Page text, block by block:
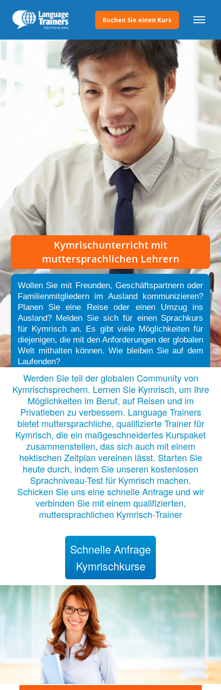
Buchen Sie einen Kurs
Kymrischunterricht mit
muttersprachlichen Lehrern
Wollen Sie mit Freunden, Geschäftspartnern oder
Familienmitgliedern im Ausland kommunizieren?
Planen Sie eine Reise oder einen Umzug ins
Ausland? Melden Sie sich für einen Sprachkurs
für Kymrisch an. Es gibt viele Möglichkeiten für
diejenigen, die mit den Anforderungen der globalen
Welt mithalten können. Wie bleiben Sie auf dem
Laufenden?
Werden Sie teil der globalen Community von
Kymrischsprechern. Lernen Sie Kymrisch, um Ihre
Möglichkeiten im Beruf, auf Reisen und im
Privatleben zu verbessern. Language Trainers
bietet muttersprachliche, qualifizierte Trainer für
Kymrisch, die ein maßgeschneidertes Kurspaket
zusammenstellen, das sich auch mit einem
hektischen Zeitplan vereinen lässt. Starten Sie
heute durch, indem Sie unseren kostenlosen
Sprachniveau-Test für Kymrisch machen.
Schicken Sie uns eine schnelle Anfrage und wir
verbinden Sie mit einem qualifizierten,
muttersprachlichen Kymrisch-Trainer
Schnelle Anfrage
Kymrischkurse